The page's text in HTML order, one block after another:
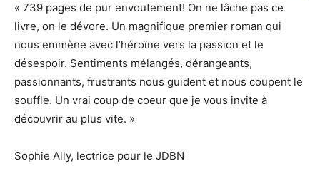
« 739 pages de pur envoutement! On ne lâche pas ce
livre, on le dévore. Un magnifique premier roman qui
nous emmène avec l’héroïne vers la passion et le
désespoir. Sentiments mélangés, dérangeants,
passionnants, frustrants nous guident et nous coupent le
souffle. Un vrai coup de coeur que je vous invite à
découvrir au plus vite. »
Sophie Ally, lectrice pour le JDBN